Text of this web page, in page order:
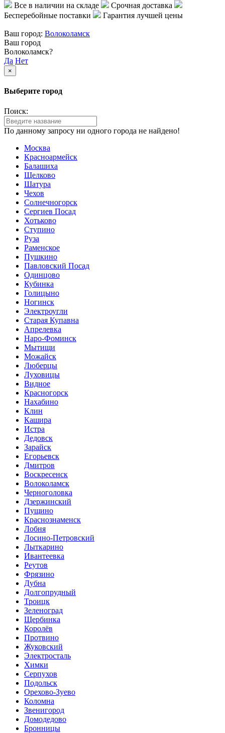
Все в наличии на складе
Срочная доставка
Бесперебойные поставки
Гарантия лучшей цены
Ваш город: Волоколамск
Ваш город
Волоколамск?
Да Нет
×
Выберите город
Поиск:
По данному запросу ни одного города не найдено!
Москва
Красноармейск
Балашиха
Щелково
Шатура
Чехов
Солнечногорск
Сергиев Посад
Хотьково
Ступино
Руза
Раменское
Пушкино
Павловский Посад
Одинцово
Кубинка
Голицыно
Ногинск
Электроугли
Старая Купавна
Апрелевка
Наро-Фоминск
Мытищи
Можайск
Люберцы
Луховицы
Видное
Красногорск
Нахабино
Клин
Кашира
Истра
Дедовск
Зарайск
Егорьевск
Дмитров
Воскресенск
Волоколамск
Черноголовка
Дзержинский
Пущино
Краснознаменск
Лобня
Лосино-Петровский
Лыткарино
Ивантеевка
Реутов
Фрязино
Дубна
Долгопрудный
Троицк
Зеленоград
Щербинка
Королёв
Протвино
Жуковский
Электросталь
Химки
Серпухов
Подольск
Орехово-Зуево
Коломна
Звенигород
Домодедово
Бронницы